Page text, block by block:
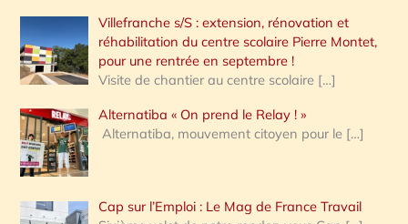
Villefranche s/S : extension, rénovation et
réhabilitation du centre scolaire Pierre Montet,
pour une rentrée en septembre !
Visite de chantier au centre scolaire […]
Alternatiba « On prend le Relay ! »
Alternatiba, mouvement citoyen pour le […]
Cap sur l’Emploi : Le Mag de France Travail